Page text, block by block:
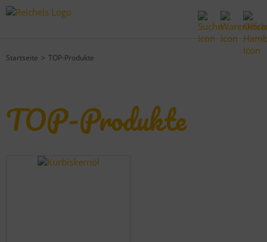
Startseite TOP-Produkte
TOP-Produkte